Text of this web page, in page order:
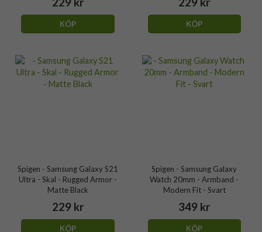
KÖP KÖP
Spigen - Samsung Galaxy S21
Ultra - Skal - Rugged Armor -
Matte Black
229 kr
KÖP
Spigen - Samsung Galaxy
Watch 20mm - Armband -
Modern Fit - Svart
349 kr
KÖP